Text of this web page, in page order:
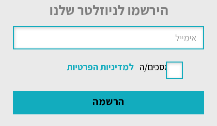
הירשמו לניוזלטר שלנו
אני מסכים/ה למדיניות הפרטיות